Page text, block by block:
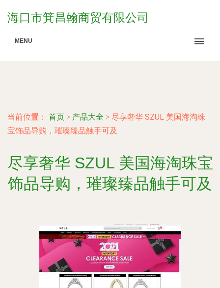
海口市箕昌翰商贸有限公司
MENU
当前位置： 首页 > 产品大全 > 尽享奢华 SZUL 美国海淘珠
宝饰品导购，璀璨臻品触手可及
尽享奢华 SZUL 美国海淘珠宝
饰品导购，璀璨臻品触手可及